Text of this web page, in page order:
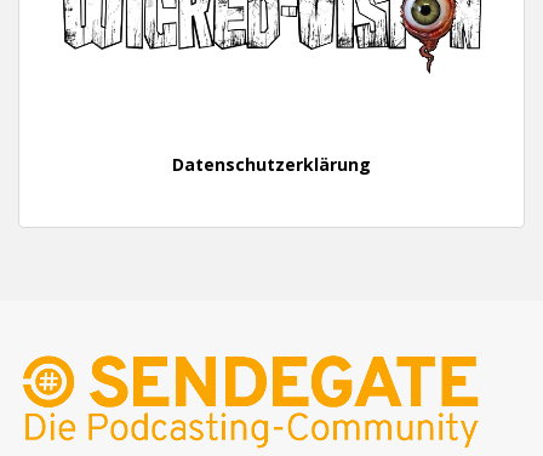
Datenschutzerklärung